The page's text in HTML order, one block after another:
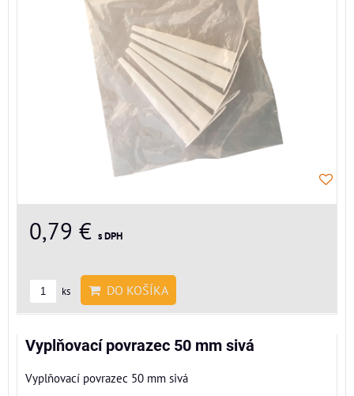
0,79 € s DPH
ks DO KOŠÍKA
Vyplňovací povrazec 50 mm sivá
Vyplňovací povrazec 50 mm sivá